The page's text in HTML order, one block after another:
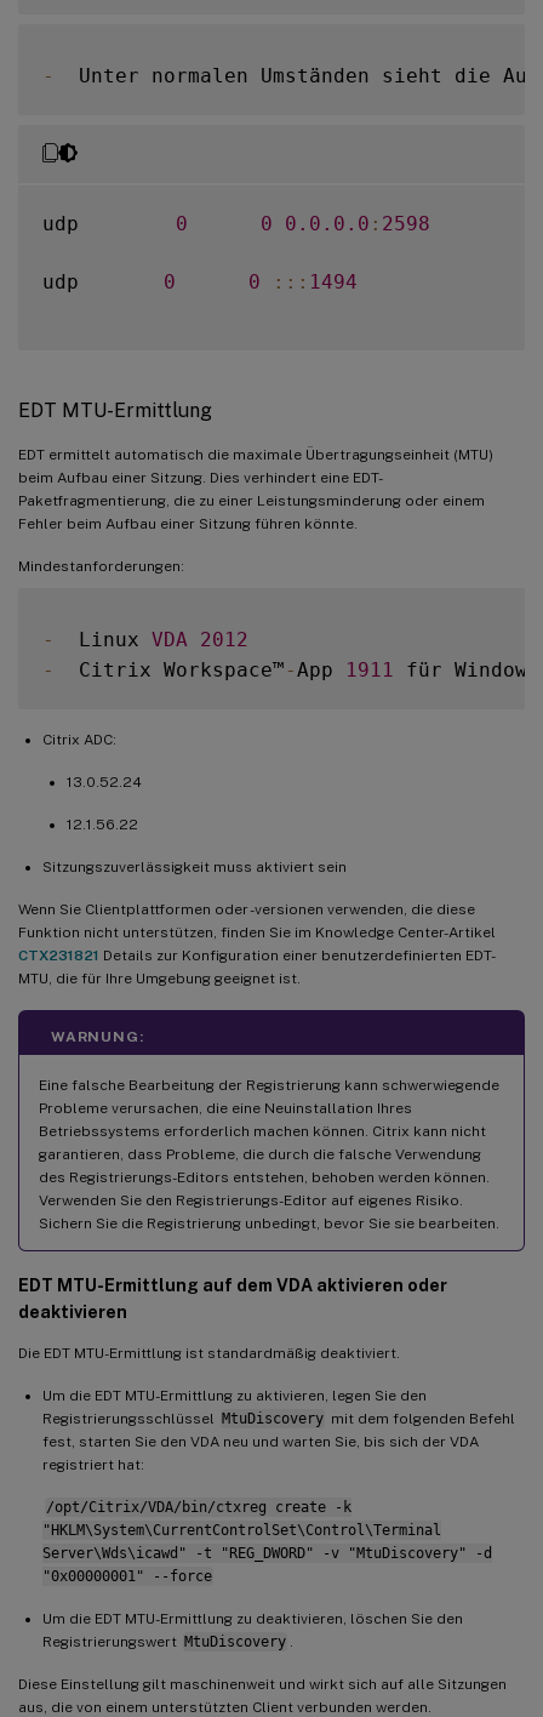
-
Unter normalen Umständen sieht die
udp 0 0 0.0 .0 .0 : 2598
udp 0 0 : : : 1494
EDT MTU-Ermittlung
EDT ermittelt automatisch die maximale Übertragungseinheit (MTU)
beim Aufbau einer Sitzung. Dies verhindert eine EDT-
Paketfragmentierung, die zu einer Leistungsminderung oder einem
Fehler beim Aufbau einer Sitzung führen könnte.
Mindestanforderungen:
-
  Linux
VDA
2012
-
  Citrix Workspace™
-App 1911
Citrix ADC:
13.0.52.24
12.1.56.22
Sitzungszuverlässigkeit muss aktiviert sein
Wenn Sie Clientplattformen oder -versionen verwenden, die diese
Funktion nicht unterstützen, finden Sie im Knowledge Center-Artikel
CTX231821 Details zur Konfiguration einer benutzerdefinierten EDT-
MTU, die für Ihre Umgebung geeignet ist.
WARNUNG:
Eine falsche Bearbeitung der Registrierung kann schwerwiegende
Probleme verursachen, die eine Neuinstallation Ihres
Betriebssystems erforderlich machen können. Citrix kann nicht
garantieren, dass Probleme, die durch die falsche Verwendung
des Registrierungs-Editors entstehen, behoben werden können.
Verwenden Sie den Registrierungs-Editor auf eigenes Risiko.
Sichern Sie die Registrierung unbedingt, bevor Sie sie bearbeiten.
EDT MTU-Ermittlung auf dem VDA aktivieren oder
deaktivieren
Die EDT MTU-Ermittlung ist standardmäßig deaktiviert.
Um die EDT MTU-Ermittlung zu aktivieren, legen Sie den
Registrierungsschlüssel MtuDiscovery mit dem folgenden Befehl
fest, starten Sie den VDA neu und warten Sie, bis sich der VDA
registriert hat:
/opt/Citrix/VDA/bin/ctxreg create -k
"HKLM\System\CurrentControlSet\Control\Terminal
Server\Wds\icawd" -t "REG_DWORD" -v "MtuDiscovery" -d
"0x00000001" --force
Um die EDT MTU-Ermittlung zu deaktivieren, löschen Sie den
Registrierungswert MtuDiscovery
Diese Einstellung gilt maschinenweit und wirkt sich auf alle Sitzungen
aus, die von einem unterstützten Client verbunden werden.